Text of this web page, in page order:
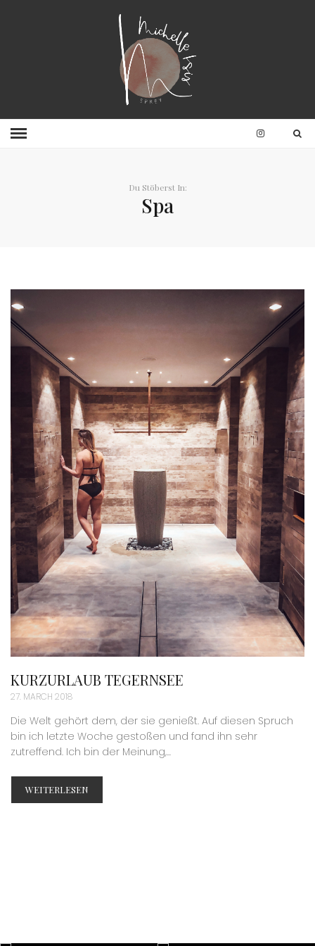
Du Stöberst In:
Spa
KURZURLAUB TEGERNSEE
27. MARCH 2018
Die Welt gehört dem, der sie genießt. Auf diesen Spruch
bin ich letzte Woche gestoßen und fand ihn sehr
zutreffend. Ich bin der Meinung,...
WEITERLESEN